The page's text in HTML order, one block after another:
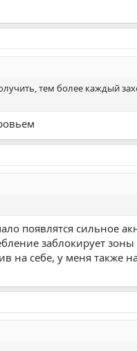
тем более каждый
появлятся сильное
заблокирует
на себе, у меня также